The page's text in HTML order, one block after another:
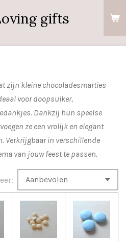
gifts
zijn kleine chocoladesmarties
voor doopsuiker,
Dankzij hun speelse
ze een vrolijk en elegant
Verkrijgbaar in verschillende
van jouw feest te passen.